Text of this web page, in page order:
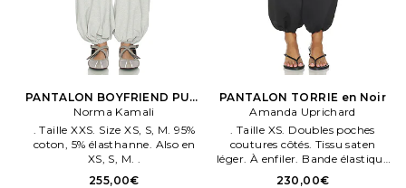
PANTALON BOYFRIEND PUFF
JOG en Light Gris
Norma Kamali
. Taille XXS. Size XS, S, M. 95%
coton, 5% élasthanne. Also en
XS, S, M. .
255,00€
PANTALON TORRIE en Noir
Amanda Uprichard
. Taille XS. Doubles poches
coutures côtés. Tissu saten
léger. À enfiler. Bande élastique
à la taille et aux poignets.
230,00€